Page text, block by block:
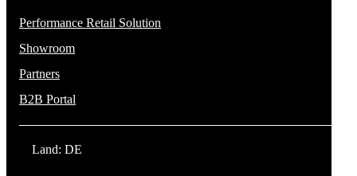
Performance Retail Solution
Showroom
Partners
B2B Portal
Land: DE